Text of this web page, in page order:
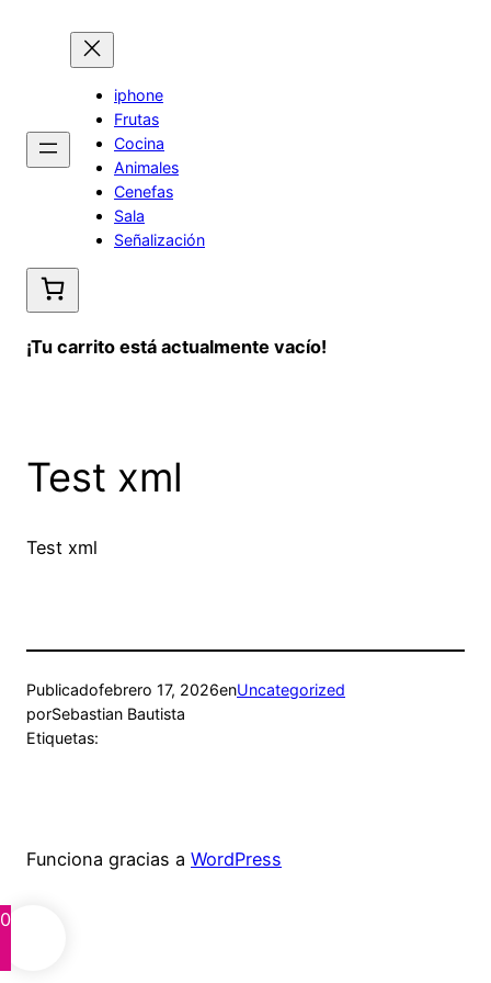
contenido
iphone
Frutas
Cocina
Animales
Cenefas
Sala
Señalización
¡Tu carrito está actualmente vacío!
Test xml
Test xml
Publicadofebrero 17, 2026enUncategorized
porSebastian Bautista
Etiquetas:
Funciona gracias a WordPress
0